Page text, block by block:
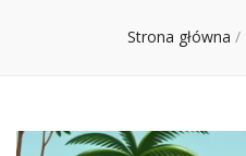
Strona główna /